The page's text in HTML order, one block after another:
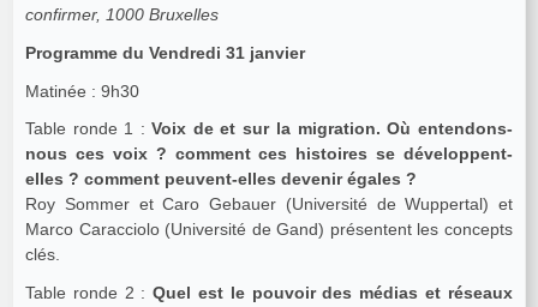
confirmer, 1000 Bruxelles
Programme du Vendredi 31 janvier
Matinée : 9h30
Table ronde 1 : Voix de et sur la migration. Où entendons-
nous ces voix ? comment ces histoires se développent-
elles ? comment peuvent-elles devenir égales ?
Roy Sommer et Caro Gebauer (Université de Wuppertal) et
Marco Caracciolo (Université de Gand) présentent les concepts
clés.
Table ronde 2 : Quel est le pouvoir des médias et réseaux